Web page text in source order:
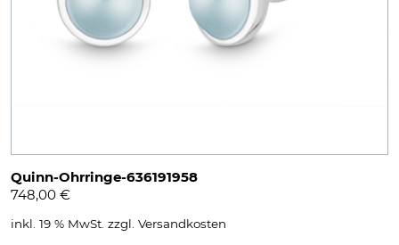
Quinn-Ohrringe-636191958
748,00 €
inkl. 19 % MwSt. zzgl. Versandkosten